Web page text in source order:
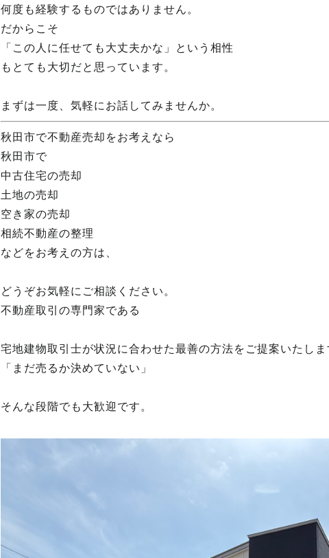
何度も経験するものではありません。
だからこそ
「この人に任せても大丈夫かな」という相性
もとても大切だと思っています。
まずは一度、気軽にお話してみませんか。
秋田市で不動産売却をお考えなら
秋田市で
中古住宅の売却
土地の売却
空き家の売却
相続不動産の整理
などをお考えの方は、
どうぞお気軽にご相談ください。
不動産取引の専門家である
宅地建物取引士が状況に合わせた最善の方法をご提案いたしま
「まだ売るか決めていない」
そんな段階でも大歓迎です。